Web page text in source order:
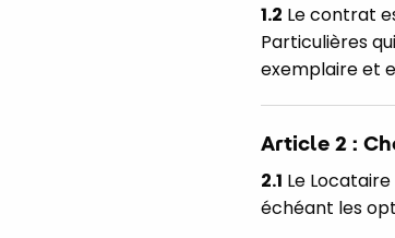
1.2 Le contrat
Particulières
exemplaire et
Article 2 :
2.1 Le
échéant les